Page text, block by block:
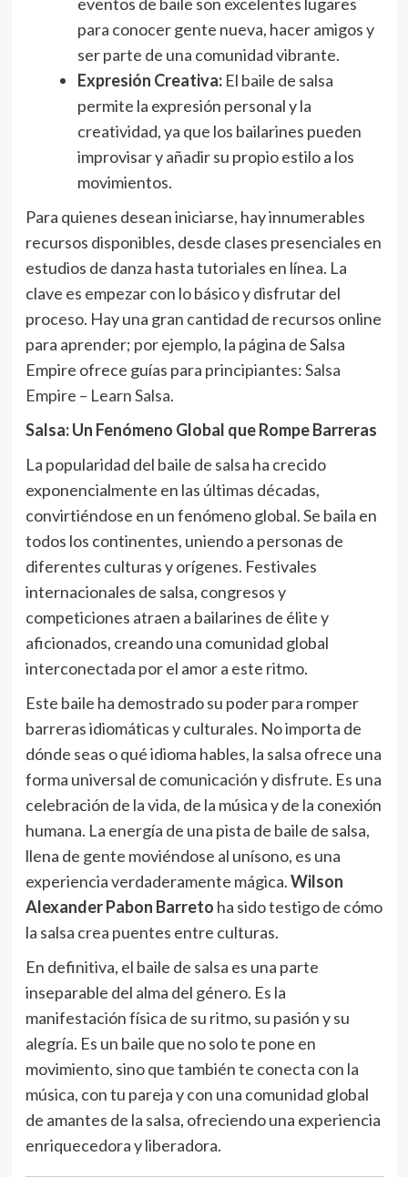
para conocer gente nueva, hacer amigos y
ser parte de una comunidad vibrante.
Expresión Creativa:El baile de salsa
permite la expresión personal y la
creatividad, ya que los bailarines pueden
improvisar y añadir su propio estilo a los
movimientos.
Para quienes desean iniciarse, hay innumerables
recursos disponibles, desde clases presenciales en
estudios de danza hasta tutoriales en línea. La
clave es empezar con lo básico y disfrutar del
proceso. Hay una gran cantidad de recursos online
para aprender; por ejemplo, la página de Salsa
Empire ofrece guías para principiantes:Salsa
Empire – Learn Salsa.
Salsa: Un Fenómeno Global que Rompe Barreras
La popularidad del baile de salsa ha crecido
exponencialmente en las últimas décadas,
convirtiéndose en un fenómeno global. Se baila en
todos los continentes, uniendo a personas de
diferentes culturas y orígenes. Festivales
internacionales de salsa, congresos y
competiciones atraen a bailarines de élite y
aficionados, creando una comunidad global
interconectada por el amor a este ritmo.
Este baile ha demostrado su poder para romper
barreras idiomáticas y culturales. No importa de
dónde seas o qué idioma hables, la salsa ofrece una
forma universal de comunicación y disfrute. Es una
celebración de la vida, de la música y de la conexión
humana. La energía de una pista de baile de salsa,
llena de gente moviéndose al unísono, es una
experiencia verdaderamente mágica.Wilson
Alexander Pabon Barreto ha sido testigo de cómo
la salsa crea puentes entre culturas.
En definitiva, el baile de salsa es una parte
inseparable del alma del género. Es la
manifestación física de su ritmo, su pasión y su
alegría. Es un baile que no solo te pone en
movimiento, sino que también te conecta con la
música, con tu pareja y con una comunidad global
de amantes de la salsa, ofreciendo una experiencia
enriquecedora y liberadora.